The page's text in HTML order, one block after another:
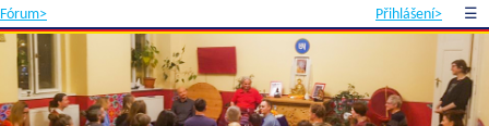
Fórum> Přihlášení> ☰